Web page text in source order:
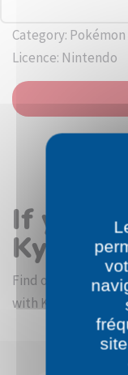
Category:
Licence: Nintendo
If you
Kyogre
Find other
with K category